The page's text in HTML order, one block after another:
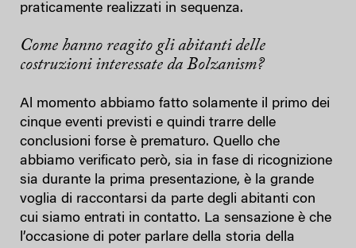
praticamente realizzati in sequenza.
Come hanno reagito gli abitanti delle
costruzioni interessate da Bolzanism?
Al momento abbiamo fatto solamente il primo dei
cinque eventi previsti e quindi trarre delle
conclusioni forse è prematuro. Quello che
abbiamo verificato però, sia in fase di ricognizione
sia durante la prima presentazione, è la grande
voglia di raccontarsi da parte degli abitanti con
cui siamo entrati in contatto. La sensazione è che
l’occasione di poter parlare della storia della